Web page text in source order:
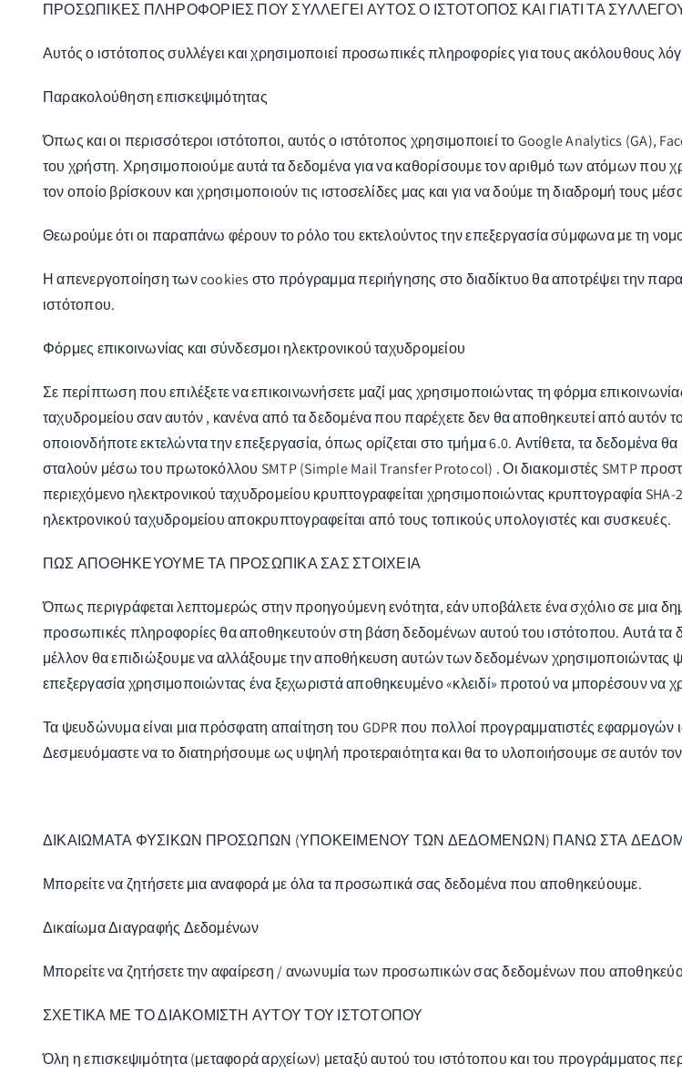
ΠΡΟΣΩΠΙΚΕΣ ΠΛΗΡΟΦΟΡΙΕΣ ΠΟΥ ΣΥΛΛΕΓΕΙ ΑΥΤΟΣ Ο ΙΣΤΟΤΟΠΟΣ ΚΑΙ ΓΙΑΤΙ ΤΑ
Αυτός ο ιστότοπος συλλέγει και χρησιμοποιεί προσωπικές πληροφορίες για τους ακόλουθους
Παρακολούθηση επισκεψιμότητας
Όπως και οι περισσότεροι ιστότοποι, αυτός ο ιστότοπος χρησιμοποιεί το Google Analytics (GA),
του χρήστη. Χρησιμοποιούμε αυτά τα δεδομένα για να καθορίσουμε τον αριθμό των ατόμων που
τον οποίο βρίσκουν και χρησιμοποιούν τις ιστοσελίδες μας και για να δούμε τη διαδρομή τους
Θεωρούμε ότι οι παραπάνω φέρουν το ρόλο του εκτελούντος την επεξεργασία σύμφωνα με τη
Η απενεργοποίηση των cookies στο πρόγραμμα περιήγησης στο διαδίκτυο θα αποτρέψει την
ιστότοπου.
Φόρμες επικοινωνίας και σύνδεσμοι ηλεκτρονικού ταχυδρομείου
Σε περίπτωση που επιλέξετε να επικοινωνήσετε μαζί μας χρησιμοποιώντας τη φόρμα
ταχυδρομείου σαν αυτόν , κανένα από τα δεδομένα που παρέχετε δεν θα αποθηκευτεί από αυτόν
οποιονδήποτε εκτελώντα την επεξεργασία, όπως ορίζεται στο τμήμα 6.0. Αντίθετα, τα δεδομένα
σταλούν μέσω του πρωτοκόλλου SMTP (Simple Mail Transfer Protocol) . Οι διακομιστές SMTP
περιεχόμενο ηλεκτρονικού ταχυδρομείου κρυπτογραφείται χρησιμοποιώντας κρυπτογραφία
ηλεκτρονικού ταχυδρομείου αποκρυπτογραφείται από τους τοπικούς υπολογιστές και συσκευές.
ΠΩΣ ΑΠΟΘΗΚΕΥΟΥΜΕ ΤΑ ΠΡΟΣΩΠΙΚΑ ΣΑΣ ΣΤΟΙΧΕΙΑ
Όπως περιγράφεται λεπτομερώς στην προηγούμενη ενότητα, εάν υποβάλετε ένα σχόλιο σε μια
προσωπικές πληροφορίες θα αποθηκευτούν στη βάση δεδομένων αυτού του ιστότοπου. Αυτά τα
μέλλον θα επιδιώξουμε να αλλάξουμε την αποθήκευση αυτών των δεδομένων
επεξεργασία χρησιμοποιώντας ένα ξεχωριστά αποθηκευμένο «κλειδί» προτού να μπορέσουν να
Τα ψευδώνυμα είναι μια πρόσφατη απαίτηση του GDPR που πολλοί προγραμματιστές εφαρμογών
Δεσμευόμαστε να το διατηρήσουμε ως υψηλή προτεραιότητα και θα το υλοποιήσουμε σε αυτόν
ΔΙΚΑΙΩΜΑΤΑ ΦΥΣΙΚΩΝ ΠΡΟΣΩΠΩΝ (ΥΠΟΚΕΙΜΕΝΟΥ ΤΩΝ ΔΕΔΟΜΕΝΩΝ) ΠΑΝΩ ΣΤΑ
Μπορείτε να ζητήσετε μια αναφορά με όλα τα προσωπικά σας δεδομένα που αποθηκεύουμε.
Δικαίωμα Διαγραφής Δεδομένων
Μπορείτε να ζητήσετε την αφαίρεση / ανωνυμία των προσωπικών σας δεδομένων που
ΣΧΕΤΙΚΑ ΜΕ ΤΟ ΔΙΑΚΟΜΙΣΤΗ ΑΥΤΟΥ ΤΟΥ ΙΣΤΟΤΟΠΟΥ
Όλη η επισκεψιμότητα (μεταφορά αρχείων) μεταξύ αυτού του ιστότοπου και του προγράμματος